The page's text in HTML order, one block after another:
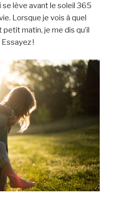
lève avant le soleil 365
Lorsque je vois à quel
matin, je me dis qu’il
!